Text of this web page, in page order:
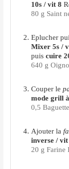
10s / vit 8
80 g Saint
Eplucher
Mixer 5s /
puiscuire
640 g
Couper le
mode grill
0,5 Baguette
Ajouter la
inverse / vit
20 g Farine